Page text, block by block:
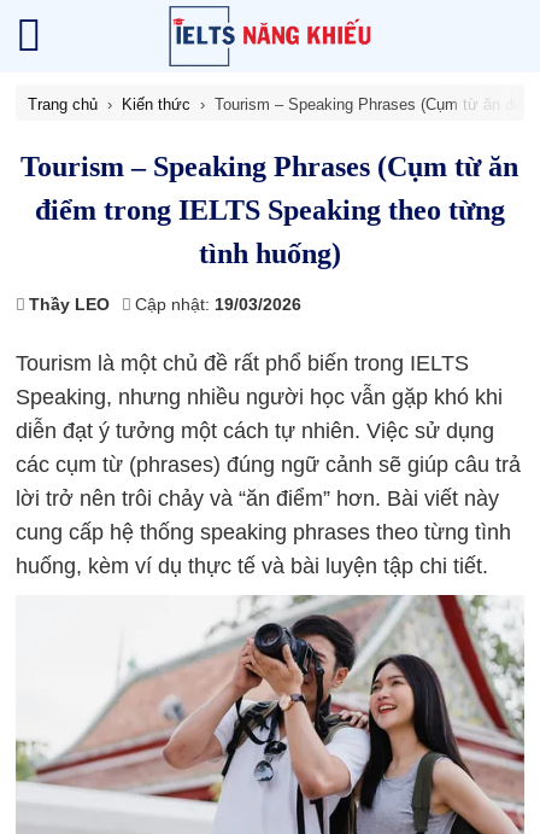
Trang chủ Kiến thức Tourism – Speaking Phrases (Cụm từ ăn
Tourism – Speaking Phrases (Cụm từ ăn
điểm trong IELTS Speaking theo từng
tình huống)
Thầy LEO Cập nhật: 19/03/2026
Tourism là một chủ đề rất phổ biến trong IELTS
Speaking, nhưng nhiều người học vẫn gặp khó khi
diễn đạt ý tưởng một cách tự nhiên. Việc sử dụng
các cụm từ (phrases) đúng ngữ cảnh sẽ giúp câu trả
lời trở nên trôi chảy và “ăn điểm” hơn. Bài viết này
cung cấp hệ thống speaking phrases theo từng tình
huống, kèm ví dụ thực tế và bài luyện tập chi tiết.